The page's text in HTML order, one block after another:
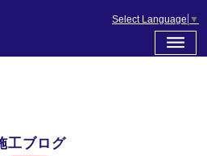
Select Language ▼
施工ブログ